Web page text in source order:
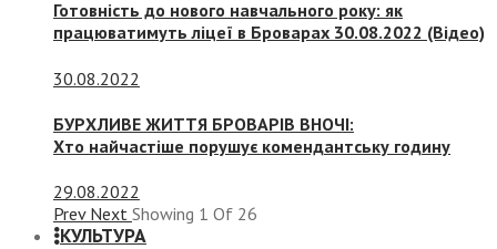
Готовність до нового навчального року: як
працюватимуть ліцеї в Броварах 30.08.2022 (Відео)
30.08.2022
БУРХЛИВЕ ЖИТТЯ БРОВАРІВ ВНОЧІ:
Хто найчастіше порушує комендантську годину
29.08.2022
Prev Next Showing 1 Of 26
КУЛЬТУРА